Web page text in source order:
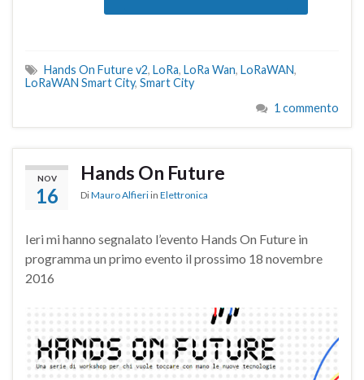
Hands On Future v2, LoRa, LoRa Wan, LoRaWAN,
LoRaWAN Smart City, Smart City
1 commento
NOV
16
Hands On Future
DiMauro Alfieri in Elettronica
Ieri mi hanno segnalato l’evento Hands On Future in
programma un primo evento il prossimo 18 novembre
2016